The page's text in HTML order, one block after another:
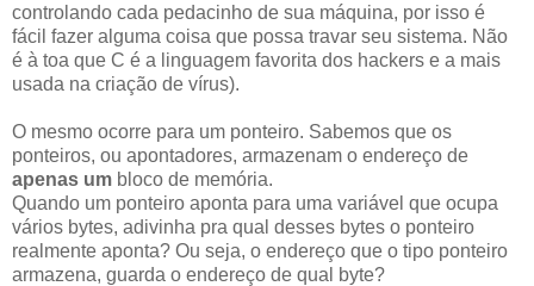
controlando cada pedacinho de sua máquina, por isso é
fácil fazer alguma coisa que possa travar seu sistema. Não
é à toa que C é a linguagem favorita dos hackers e a mais
usada na criação de vírus).
O mesmo ocorre para um ponteiro. Sabemos que os
ponteiros, ou apontadores, armazenam o endereço de
apenas um bloco de memória.
Quando um ponteiro aponta para uma variável que ocupa
vários bytes, adivinha pra qual desses bytes o ponteiro
realmente aponta? Ou seja, o endereço que o tipo ponteiro
armazena, guarda o endereço de qual byte?